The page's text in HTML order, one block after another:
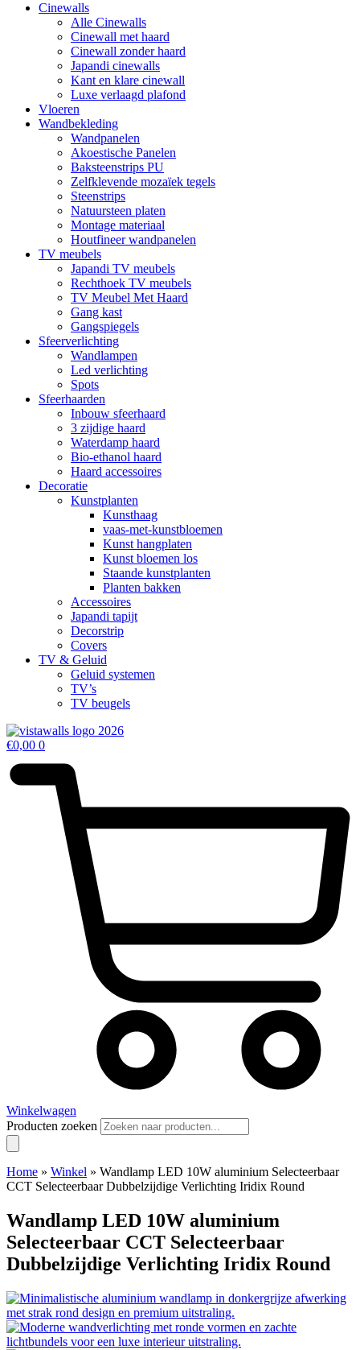
Cinewalls
Alle Cinewalls
Cinewall met haard
Cinewall zonder haard
Japandi cinewalls
Kant en klare cinewall
Luxe verlaagd plafond
Vloeren
Wandbekleding
Wandpanelen
Akoestische Panelen
Baksteenstrips PU
Zelfklevende mozaïek tegels
Steenstrips
Natuursteen platen
Montage materiaal
Houtfineer wandpanelen
TV meubels
Japandi TV meubels
Rechthoek TV meubels
TV Meubel Met Haard
Gang kast
Gangspiegels
Sfeerverlichting
Wandlampen
Led verlichting
Spots
Sfeerhaarden
Inbouw sfeerhaard
3 zijdige haard
Waterdamp haard
Bio-ethanol haard
Haard accessoires
Decoratie
Kunstplanten
Kunsthaag
vaas-met-kunstbloemen
Kunst hangplaten
Kunst bloemen los
Staande kunstplanten
Planten bakken
Accessoires
Japandi tapijt
Decorstrip
Covers
TV & Geluid
Geluid systemen
TV’s
TV beugels
€0,00 0
Winkelwagen
Producten zoeken
Home » Winkel » Wandlamp LED 10W aluminium Selecteerbaar
CCT Selecteerbaar Dubbelzijdige Verlichting Iridix Round
Wandlamp LED 10W aluminium
Selecteerbaar CCT Selecteerbaar
Dubbelzijdige Verlichting Iridix Round